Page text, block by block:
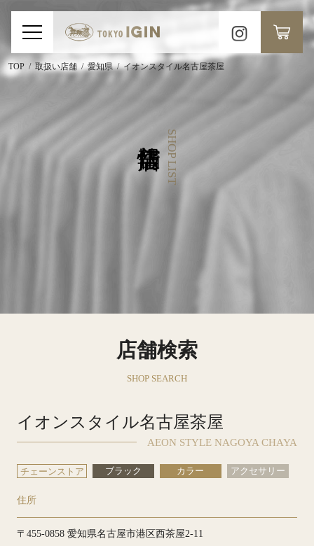
SHOP LIST
TOP 取扱い店舗 愛知県 イオンスタイル名古屋茶屋
店舗検索
SHOP SEARCH
イオンスタイル名古屋茶屋
AEON STYLE NAGOYA CHAYA
チェーンストア ブラック カラー アクセサリー
住所
〒455-0858 愛知県名古屋市港区西茶屋2-11